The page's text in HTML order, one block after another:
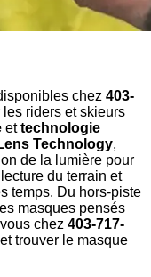
chez 403-
riders et skieurs
ettechnologie
Technology,
de la lumière pour
du terrain et
temps. Du hors-piste
masques pensés
chez 403-717-
trouver le masque